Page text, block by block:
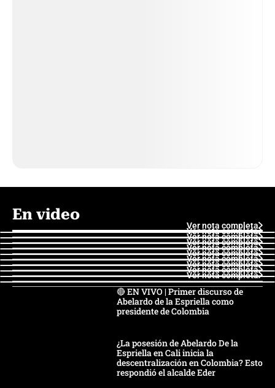
En video
Ver nota completa
Ver nota completa
Ver nota completa
Ver nota completa
Ver nota completa
Ver nota completa
Ver nota completa
Ver nota completa
Ver nota completa
Ver nota completa
🔴 EN VIVO | Primer discurso de
Abelardo de la Espriella como
presidente de Colombia
¿La posesión de Abelardo De la
Espriella en Cali inicia la
descentralización en Colombia? Esto
respondió el alcalde Eder